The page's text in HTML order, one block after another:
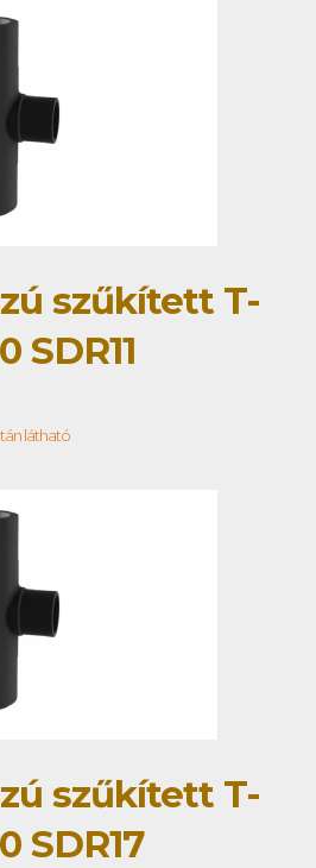
szűkített T-
SDR11
látható
szűkített T-
SDR17